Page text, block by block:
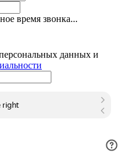
время звонка...
данных и